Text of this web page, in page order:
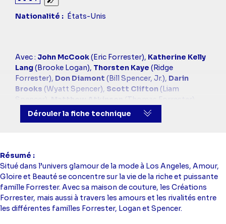
Sourds et malentendants
Nationalité
États-Unis
Casting
simba
Avec : John McCook (Eric Forrester), Katherine Kelly
Lang(Brooke Logan), Thorsten Kaye (Ridge
Forrester), Don Diamont (Bill Spencer, Jr.), Darin
Brooks (Wyatt Spencer), Scott Clifton (Liam
Spencer),
(Thomas Forrester),
Jacqueline MacInnes Wood
(Steffy Forrester)
Dérouler la fiche technique
Résumé
Situé dans l’univers glamour de la mode à Los Angeles, Amour,
Gloire et Beauté se concentre sur la vie de la riche et puissante
famille Forrester. Avec sa maison de couture, les Créations
Forrester, mais aussi à travers les amours et les rivalités entre
les différentes familles Forrester, Logan et Spencer.